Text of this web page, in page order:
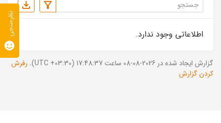
اطلاعاتی وجود ندارد.
گزارش ایجاد شده در 2026-08-08 ساعت 17:48:37 (UTC +03:30).
رفرش
کردن گزارش
نظرسنجی